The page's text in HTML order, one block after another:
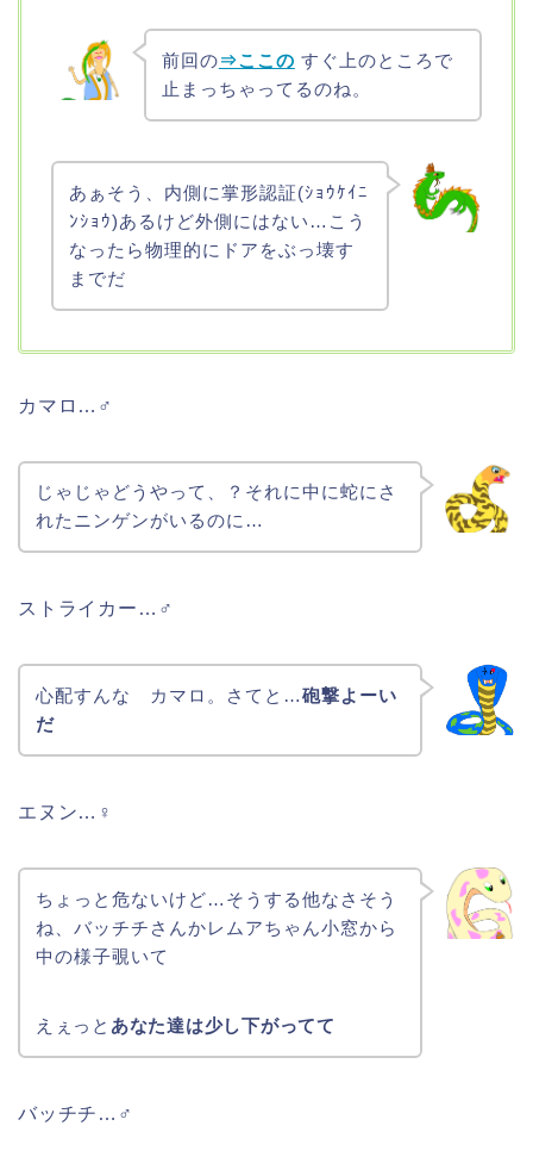
前回の⇒ここの すぐ上のところで
止まっちゃってるのね。
あぁそう、内側に掌形認証(ｼｮｳｹｲﾆ
ﾝｼｮｳ)あるけど外側にはない…こう
なったら物理的にドアをぶっ壊す
までだ
カマロ…♂
じゃじゃどうやって、？それに中に蛇にさ
れたニンゲンがいるのに…
ストライカー…♂
心配すんな カマロ。さてと…砲撃よーい
だ
エヌン…♀
ちょっと危ないけど…そうする他なさそう
ね、バッチチさんかレムアちゃん小窓から
中の様子覗いて
えぇっと あなた達は少し下がってて
バッチチ…♂